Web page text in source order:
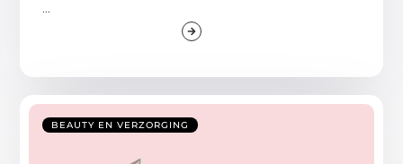
...
BEAUTY EN VERZORGING